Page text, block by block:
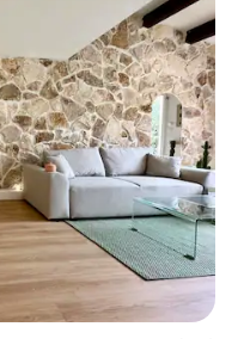
ーロビ
話番
は、
で行
いた
きのバ
ョレス
。Adif
。ジ
にバニ